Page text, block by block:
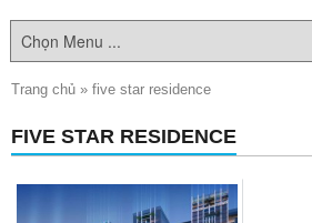
Trang chủ » five star residence
FIVE STAR RESIDENCE